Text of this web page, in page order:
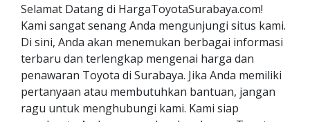
Selamat Datang di HargaToyotaSurabaya.com!
Kami sangat senang Anda mengunjungi situs kami.
Di sini, Anda akan menemukan berbagai informasi
terbaru dan terlengkap mengenai harga dan
penawaran Toyota di Surabaya. Jika Anda memiliki
pertanyaan atau membutuhkan bantuan, jangan
ragu untuk menghubungi kami. Kami siap